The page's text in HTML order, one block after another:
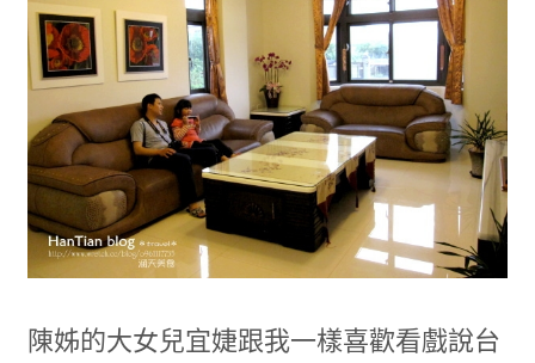
陳姊的大女兒宜婕跟我一樣喜歡看戲說台